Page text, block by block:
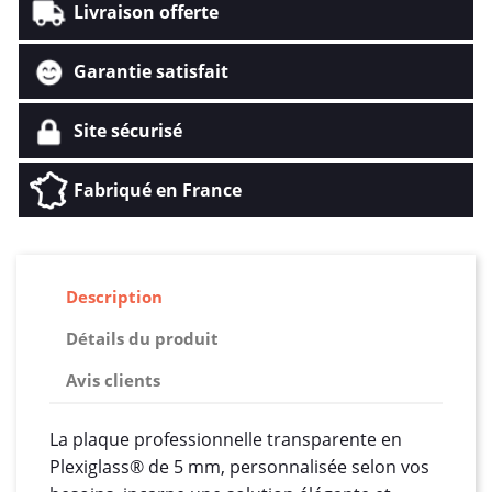
Livraison offerte
Garantie satisfait
Site sécurisé
Fabriqué en France
Description
Détails du produit
Avis clients
La plaque professionnelle transparente en
Plexiglass® de 5 mm, personnalisée selon vos